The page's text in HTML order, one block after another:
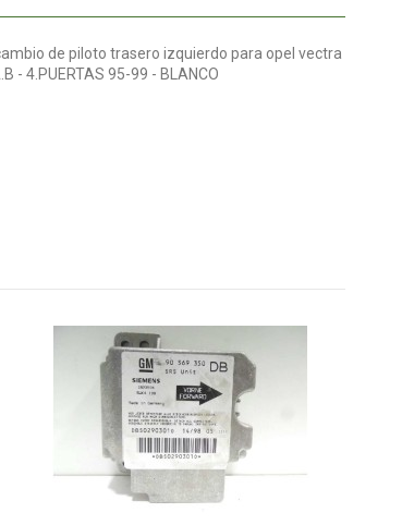
de piloto trasero izquierdo para opel vectra
- 4.PUERTAS 95-99 - BLANCO